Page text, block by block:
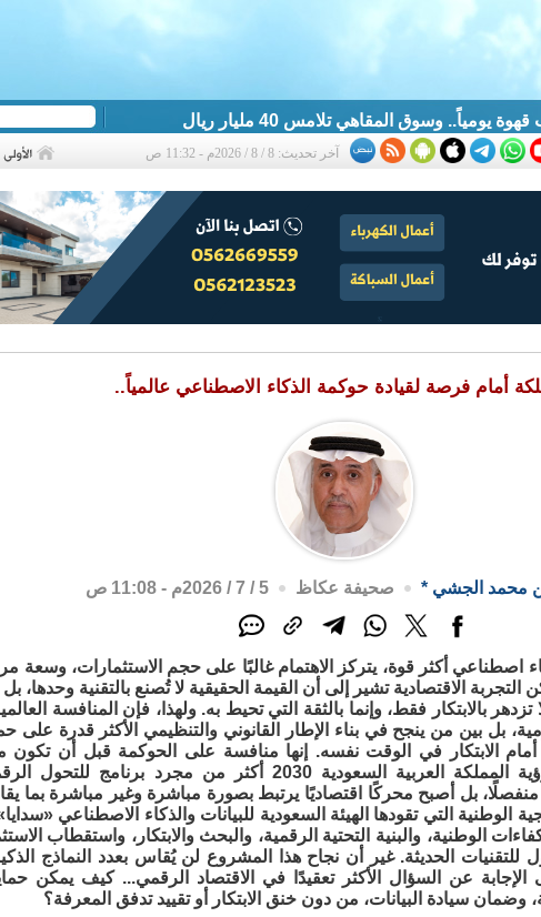
آخر تحديث: 8 / 8 / 2026م - 11:32 ص
أمام فرصة لقيادة حوكمة الذكاء الاصطناعي عالمياً..
محمد الجشي * صحيفة عكاظ 5 / 7 / 2026م - 11:08 ص
اصطناعي أكثر قوة، يتركز الاهتمام غالبًا على حجم الاستثمارات، وسعة
التجربة الاقتصادية تشير إلى أن القيمة الحقيقية لا تُصنع بالتقنية وحدها،
بالابتكار فقط، وإنما بالثقة التي تحيط به. ولهذا، فإن المنافسة
بل بين من ينجح في بناء الإطار القانوني والتنظيمي الأكثر قدرة على
أمام الابتكار في الوقت نفسه. إنها منافسة على الحوكمة قبل أن
التقنية. من هذه الزاوية، تبدو رؤية المملكة العربية السعودية 2030 أكثر من مجرد
الوطنية التي تقودها الهيئة السعودية للبيانات والذكاء الاصطناعي
الوطنية، والبنية التحتية الرقمية، والبحث والابتكار، واستقطاب
الحديثة. غير أن نجاح هذا المشروع لن يُقاس بعدد النماذج
الإجابة عن السؤال الأكثر تعقيدًا في الاقتصاد الرقمي... كيف يمكن
وضمان سيادة البيانات، من دون خنق الابتكار أو تقييد تدفق المعرفة؟